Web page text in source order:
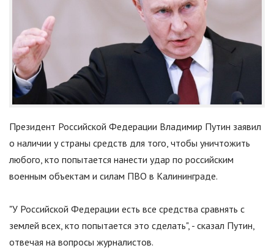
Президент Российской Федерации Владимир Путин заявил
о наличии у страны средств для того, чтобы уничтожить
любого, кто попытается нанести удар по российским
военным объектам и силам ПВО в Калининграде.
"У Российской Федерации есть все средства сравнять с
землей всех, кто попытается это сделать", - сказал Путин,
отвечая на вопросы журналистов.